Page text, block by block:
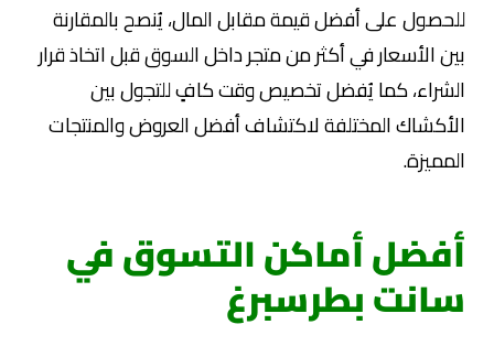
للحصول على أفضل قيمة مقابل المال، يُنصح بالمقارنة
بين الأسعار في أكثر من متجر داخل السوق قبل اتخاذ قرار
الشراء، كما يُفضل تخصيص وقت كافٍ للتجول بين
الأكشاك المختلفة لاكتشاف أفضل العروض والمنتجات
المميزة.
أفضل أماكن التسوق في
سانت بطرسبرغ